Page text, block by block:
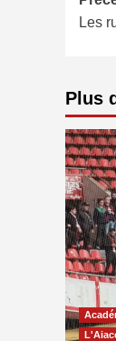
Les
Plus